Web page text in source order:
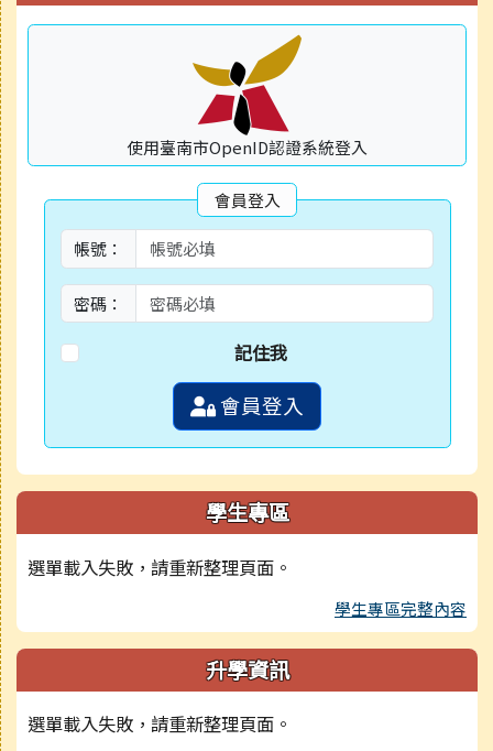
使用臺南市OpenID認證系統登入
會員登入
帳號：
密碼：
記住我
會員登入
學生專區
選單載入失敗，請重新整理頁面。
學生專區完整內容
升學資訊
選單載入失敗，請重新整理頁面。